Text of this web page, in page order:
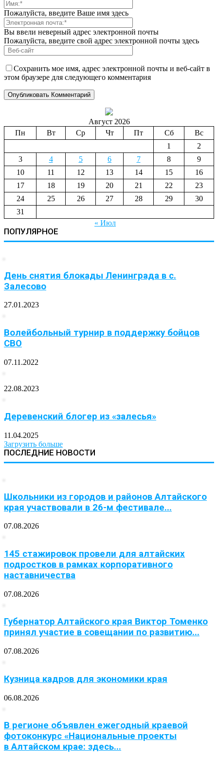
Пожалуйста, введите Ваше имя здесь
Вы ввели неверный адрес электронной почты
Пожалуйста, введите свой адрес электронной почты здесь
Сохранить мое имя, адрес электронной почты и веб-сайт в
этом браузере для следующего комментария
Август 2026
Пн
Вт Ср Чт Пт Сб
Вс
1
2
3
4 5 6 7 8
9
10
11 12 13 14 15
16
17
18 19 20 21 22
23
24
25 26 27 28 29
30
31
« Июл
ПОПУЛЯРНОЕ
День снятия блокады Ленинграда в с.
Залесово
27.01.2023
Волейбольный турнир в поддержку бойцов
СВО
07.11.2022
22.08.2023
Деревенский блогер из «залесья»
11.04.2025
Загрузить больше
ПОСЛЕДНИЕ НОВОСТИ
Школьники из городов и районов Алтайского
края участвовали в 26-м фестивале...
07.08.2026
145 стажировок провели для алтайских
подростков в рамках корпоративного
наставничества
07.08.2026
Губернатор Алтайского края Виктор Томенко
принял участие в совещании по развитию...
07.08.2026
Кузница кадров для экономики края
06.08.2026
В регионе объявлен ежегодный краевой
фотоконкурс «Национальные проекты
в Алтайском крае: здесь...